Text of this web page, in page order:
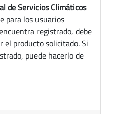
de Servicios Climáticos
para los usuarios
registrado, debe
el producto solicitado. Si
puede hacerlo de